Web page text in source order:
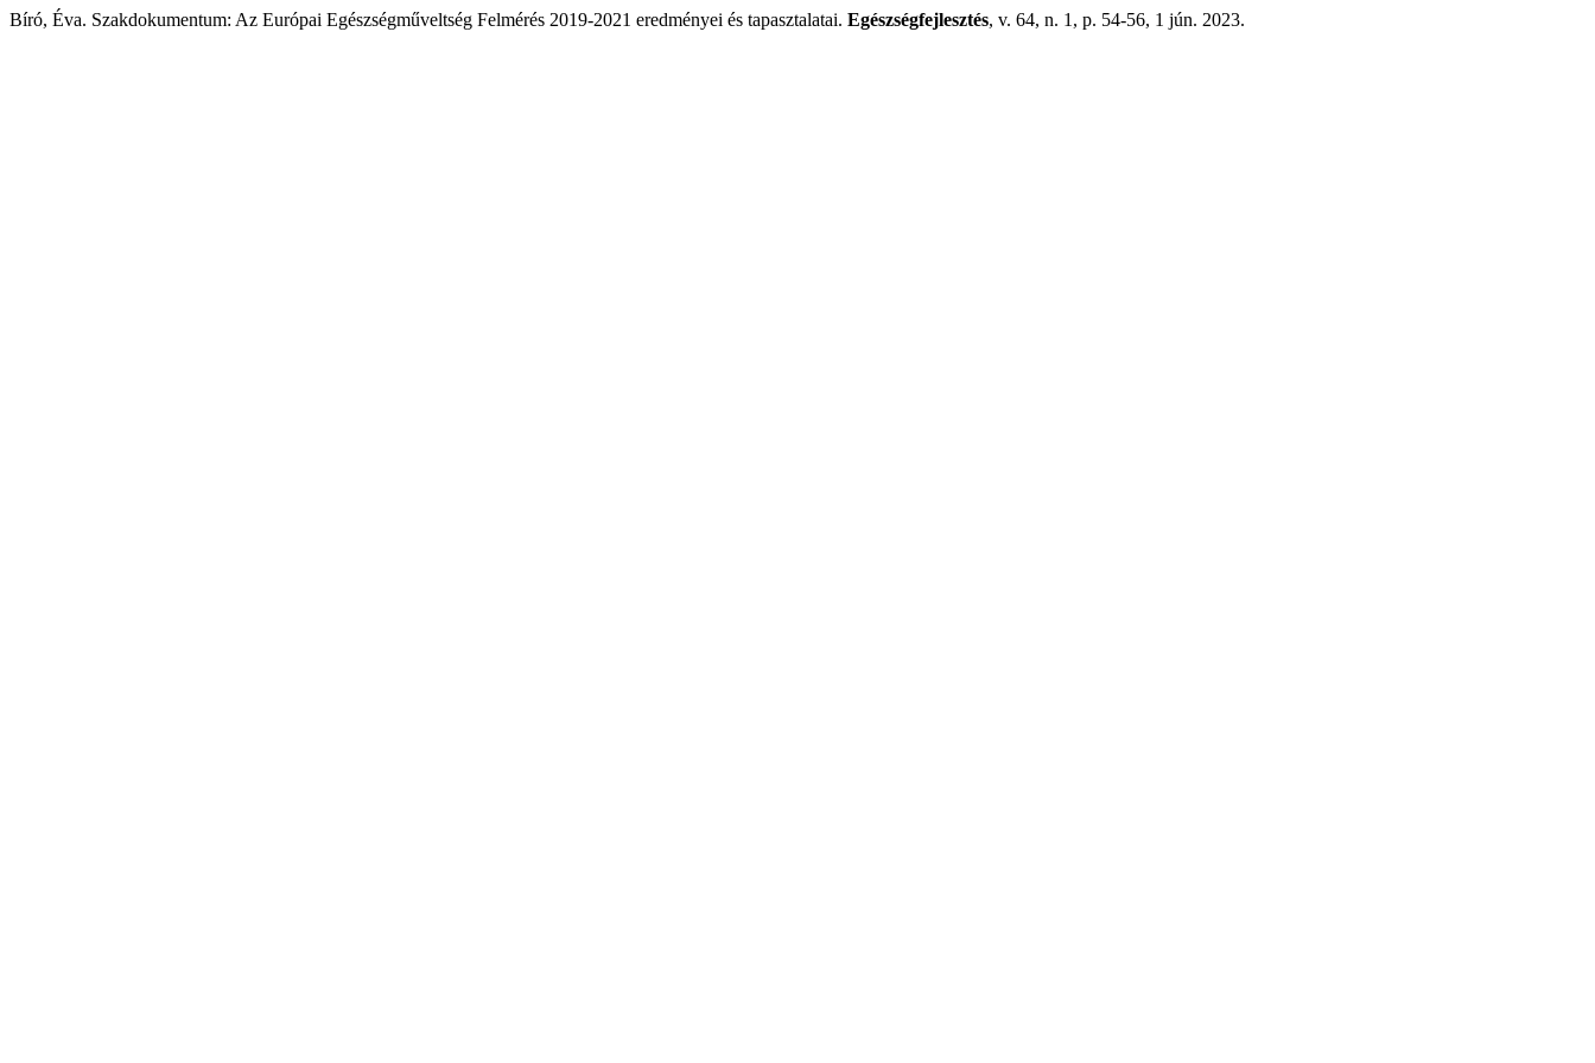
Bíró, Éva. Szakdokumentum: Az Európai Egészségműveltség Felmérés 2019-2021 eredményei és tapasztalatai. Egészségfejlesztés, v. 64, n. 1, p. 54-56, 1 jún. 2023.